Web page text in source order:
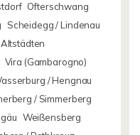
Ofterschwang
Scheidegg / Lindenau
Vira (Gambarogno)
/ Hengnau
/ Simmerberg
Weißensberg